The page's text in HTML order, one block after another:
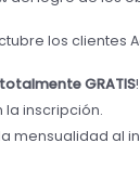
los clientes
GRATIS!
la inscripción.
mensualidad al